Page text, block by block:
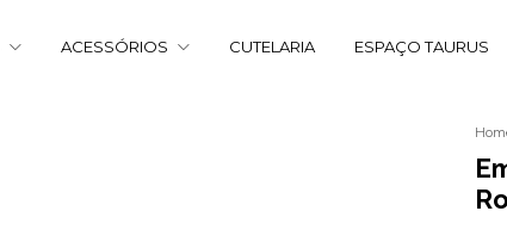
ACESSÓRIOS CUTELARIA ESPAÇO TAURUS